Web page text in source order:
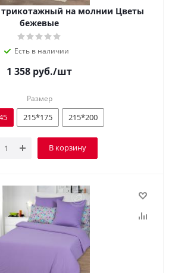
трикотажный на молнии Цветы
бежевые
Есть в наличии
1 358 руб./шт
Размер
215*175 215*200
В корзину